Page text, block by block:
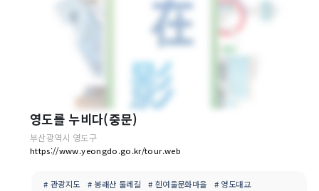
영도를 누비다(중문)
부산광역시 영도구
https://www.yeongdo.go.kr/tour.web
# 관광지도 # 봉래산 둘레길 # 흰여울문화마을
# 영도대교